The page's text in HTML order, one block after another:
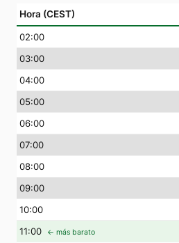
Hora (CEST)
02:00
03:00
04:00
05:00
06:00
07:00
08:00
09:00
10:00
11:00 ← más barato